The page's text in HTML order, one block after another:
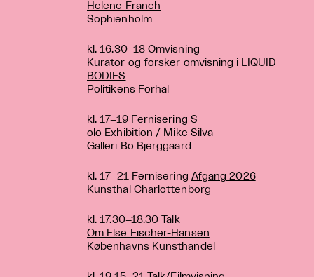
Helene Franch
Sophienholm
kl. 16.30−18 Omvisning
Kurator og forsker omvisning i LIQUID
BODIES
Politikens Forhal
kl. 17−19 Fernisering S
olo Exhibition / Mike Silva
Galleri Bo Bjerggaard
kl. 17−21 Fernisering Afgang 2026
Kunsthal Charlottenborg
kl. 17.30−18.30 Talk
Om Else Fischer-Hansen
Københavns Kunsthandel